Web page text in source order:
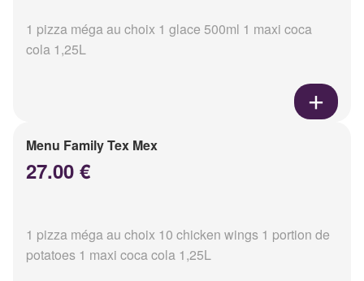
1 pizza méga au choix 1 glace 500ml 1 maxi coca
cola 1,25L
Menu Family Tex Mex
27.00 €
1 pizza méga au choix 10 chicken wings 1 portion de
potatoes 1 maxi coca cola 1,25L